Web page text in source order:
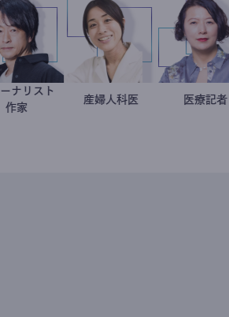
鈴木エイト
ジャーナリスト
稲葉可奈子
産婦人科医